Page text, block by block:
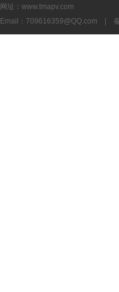
网址：www.tmapv.com
Email： 709616359@QQ.com | 备